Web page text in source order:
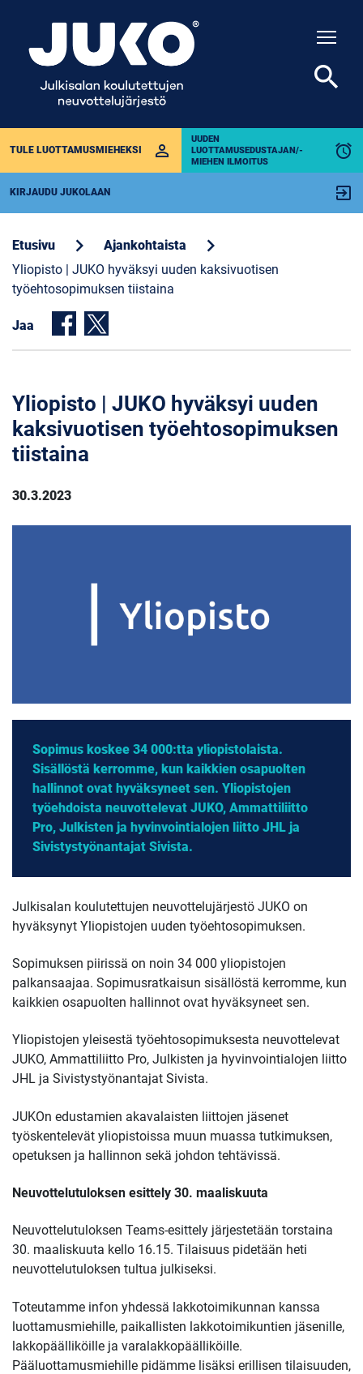
TULE LUOTTAMUSMIEHEKSI perm_identity
UUDEN
LUOTTAMUSEDUSTAJAN/-
MIEHEN ILMOITUS
alarm
KIRJAUDU JUKOLAAN exit_to_app
search
Etusivu chevron_right Ajankohtaista chevron_right
Yliopisto | JUKO hyväksyi uuden kaksivuotisen
työehtosopimuksen tiistaina
Jaa
Yliopisto | JUKO hyväksyi uuden
kaksivuotisen työehtosopimuksen
tiistaina
30.3.2023
Sopimus koskee 34 000:tta yliopistolaista.
Sisällöstä kerromme, kun kaikkien osapuolten
hallinnot ovat hyväksyneet sen. Yliopistojen
työehdoista neuvottelevat JUKO, Ammattiliitto
Pro, Julkisten ja hyvinvointialojen liitto JHL ja
Sivistystyönantajat Sivista.
Julkisalan koulutettujen neuvottelujärjestö JUKO on
hyväksynyt Yliopistojen uuden työehtosopimuksen.
Sopimuksen piirissä on noin 34 000 yliopistojen
palkansaajaa. Sopimusratkaisun sisällöstä kerromme, kun
kaikkien osapuolten hallinnot ovat hyväksyneet sen.
Yliopistojen yleisestä työehtosopimuksesta neuvottelevat
JUKO, Ammattiliitto Pro, Julkisten ja hyvinvointialojen liitto
JHL ja Sivistystyönantajat Sivista.
JUKOn edustamien akavalaisten liittojen jäsenet
työskentelevät yliopistoissa muun muassa tutkimuksen,
opetuksen ja hallinnon sekä johdon tehtävissä.
Neuvottelutuloksen esittely 30. maaliskuuta
Neuvottelutuloksen Teams-esittely järjestetään torstaina
30. maaliskuuta kello 16.15. Tilaisuus pidetään heti
neuvottelutuloksen tultua julkiseksi.
Toteutamme infon yhdessä lakkotoimikunnan kanssa
luottamusmiehille, paikallisten lakkotoimikuntien jäsenille,
lakkopäälliköille ja varalakkopäälliköille.
Pääluottamusmiehille pidämme lisäksi erillisen tilaisuuden,